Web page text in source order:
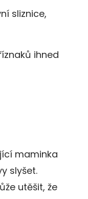
sliznice,
ihned
maminka
slyšet.
utěšit, že